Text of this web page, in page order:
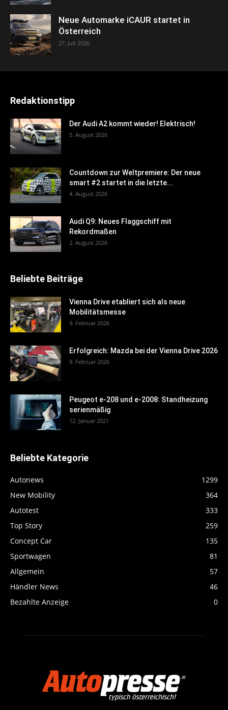
Neue Automarke iCAUR startet in
Österreich
27. Juli 2026
Redaktionstipp
Der Audi A2 kommt wieder! Elektrisch!
5. August 2026
Countdown zur Weltpremiere: Der neue
smart #2 startet in die letzte...
4. August 2026
Audi Q9: Neues Flaggschiff mit
Rekordmaßen
2. August 2026
Beliebte Beiträge
Vienna Drive etabliert sich als neue
Mobilitätsmesse
9. Februar 2026
Erfolgreich: Mazda bei der Vienna Drive 2026
9. Februar 2026
Peugeot e-208 und e-2008: Standheizung
serienmäßig
12. Januar 2021
Beliebte Kategorie
Autonews
1299
New Mobility
364
Autotest
333
Top Story
259
Concept Car
135
Sportwagen
81
Allgemein
57
Händler News
46
Bezahlte Anzeige
0